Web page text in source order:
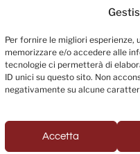
Per fornire le migliori
memorizzare e/o accedere alle
tecnologie ci permetterà di
ID unici su questo sito. Non
negativamente su alcune
Accetta